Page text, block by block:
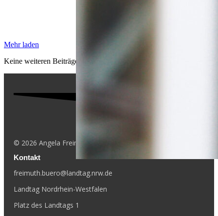
Mehr laden
Kei­ne wei­te­ren Beiträge
© 2026 Angela Freimuth
Kontakt
freimuth.buero@landtag.nrw.de
Landtag Nordrhein-Westfalen
Platz des Landtags 1